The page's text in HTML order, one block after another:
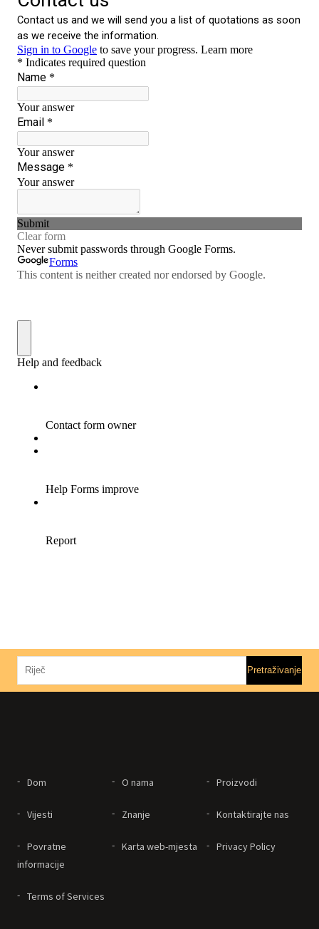
Dom O nama Proizvodi
Vijesti Znanje Kontaktirajte nas
Povratne
informacije
Karta web-mjesta Privacy Policy
Terms of Services